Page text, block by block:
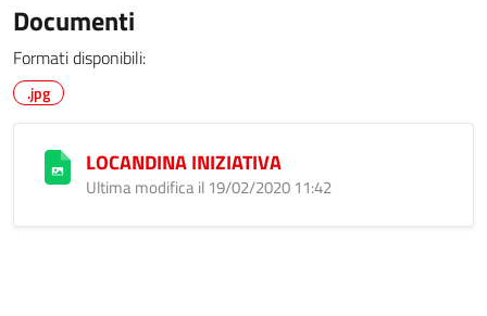
Documenti
Formati disponibili:
.jpg
LOCANDINA INIZIATIVA
Ultima modifica il 19/02/2020 11:42